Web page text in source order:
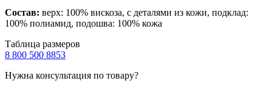
Состав: верх: 100% вискоза, с деталями из кожи, подклад:
100% полиамид, подошва: 100% кожа
Таблица размеров
8 800 500 8853
Нужна консультация по товару?